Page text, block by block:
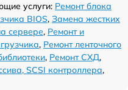
услуги: Ремонт блока
BIOS, Замена жестких
сервере, Ремонт и
, Ремонт ленточного
, Ремонт СХД,
SCSI контроллера,